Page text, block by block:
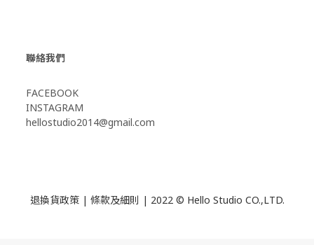
聯絡我們
FACEBOOK
INSTAGRAM
hellostudio2014@gmail.com
退換貨政策| 條款及細則 | 2022 © Hello Studio CO.,LTD.